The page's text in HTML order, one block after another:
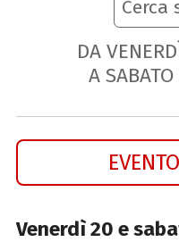
Cerca
DA
A SABATO
Venerdì 20 e